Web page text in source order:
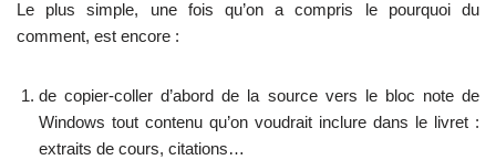
Le plus simple, une fois qu’on a compris le pourquoi du
comment, est encore :
de copier-coller d’abord de la source vers le bloc note de
Windows tout contenu qu’on voudrait inclure dans le livret :
extraits de cours, citations…